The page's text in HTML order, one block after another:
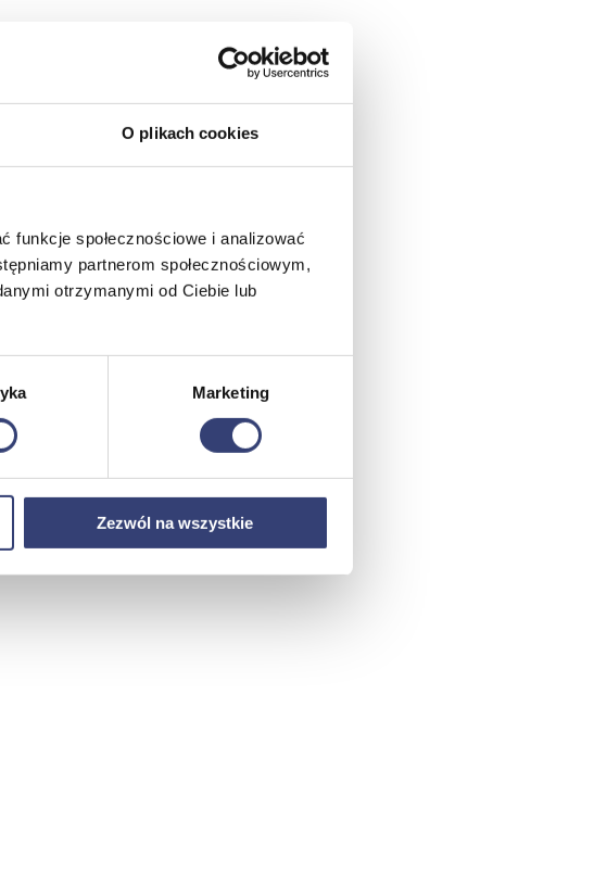
O plikach cookies
funkcje społecznościowe i analizować
partnerom społecznościowym,
otrzymanymi od Ciebie lub
Marketing
Zezwól na wszystkie